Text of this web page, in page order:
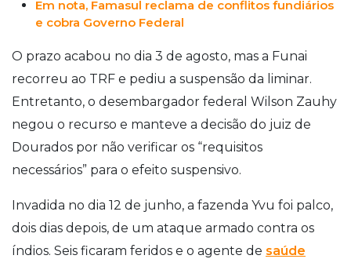
Em nota, Famasul reclama de conflitos fundiários
e cobra Governo Federal
O prazo acabou no dia 3 de agosto, mas a Funai
recorreu ao TRF e pediu a suspensão da liminar.
Entretanto, o desembargador federal Wilson Zauhy
negou o recurso e manteve a decisão do juiz de
Dourados por não verificar os “requisitos
necessários” para o efeito suspensivo.
Invadida no dia 12 de junho, a fazenda Yvu foi palco,
dois dias depois, de um ataque armado contra os
índios. Seis ficaram feridos e o agente de saúde